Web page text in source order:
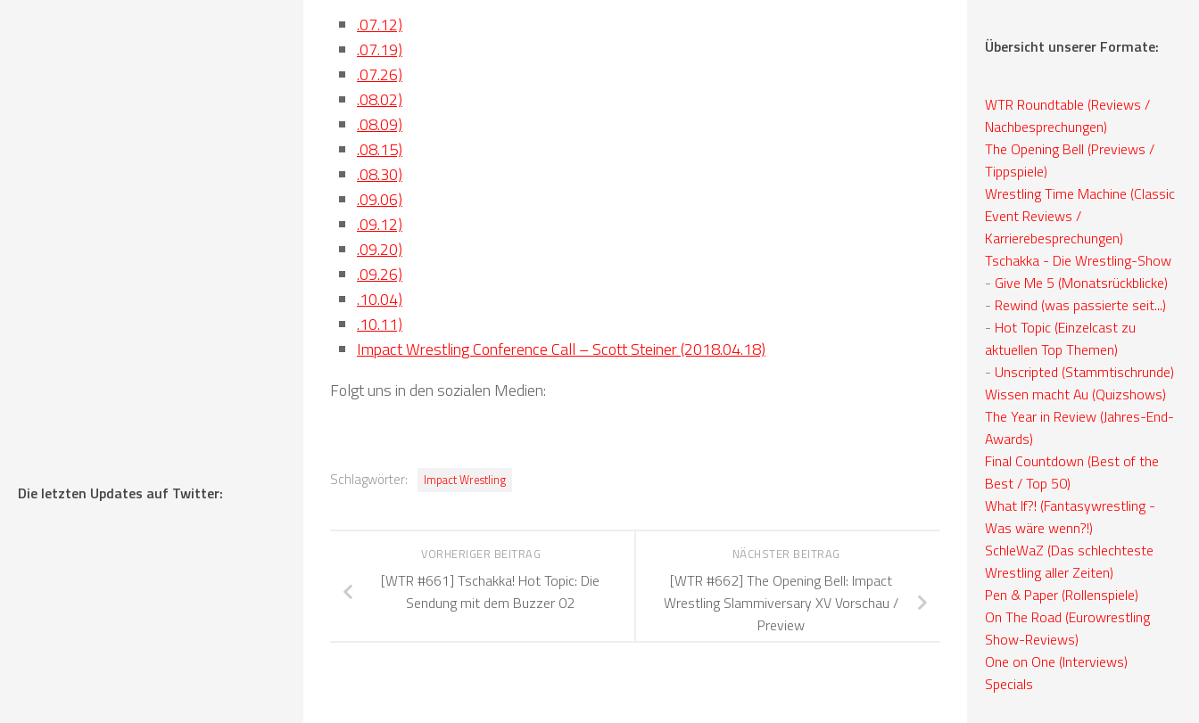
.07.12)
.07.19)
.07.26)
.08.02)
.08.09)
.08.15)
.08.30)
.09.06)
.09.12)
.09.20)
.09.26)
.10.04)
.10.11)
Impact Wrestling Conference Call – Scott Steiner (2018.04.18)
Folgt uns in den sozialen Medien:
Schlagwörter: Impact Wrestling
NÄCHSTER BEITRAG
[WTR #662] The Opening Bell: Impact
Wrestling Slammiversary XV Vorschau /
Preview
VORHERIGER BEITRAG
[WTR #661] Tschakka! Hot Topic: Die
Sendung mit dem Buzzer 02
Die letzten Updates auf Twitter:
Übersicht unserer Formate:
WTR Roundtable (Reviews /
Nachbesprechungen)
The Opening Bell (Previews /
Tippspiele)
Wrestling Time Machine (Classic
Event Reviews /
Karrierebesprechungen)
Tschakka - Die Wrestling-Show
- Give Me 5 (Monatsrückblicke)
- Rewind (was passierte seit...)
- Hot Topic (Einzelcast zu
aktuellen Top Themen)
- Unscripted (Stammtischrunde)
Wissen macht Au (Quizshows)
The Year in Review (Jahres-End-
Awards)
Final Countdown (Best of the
Best / Top 50)
What If?! (Fantasywrestling -
Was wäre wenn?!)
SchleWaZ (Das schlechteste
Wrestling aller Zeiten)
Pen & Paper (Rollenspiele)
On The Road (Eurowrestling
Show-Reviews)
One on One (Interviews)
Specials